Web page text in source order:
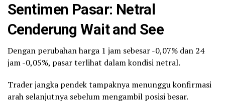
Sentimen Pasar: Netral
Cenderung Wait and See
Dengan perubahan harga 1 jam sebesar -0,07% dan 24
jam -0,05%, pasar terlihat dalam kondisi netral.
Trader jangka pendek tampaknya menunggu konfirmasi
arah selanjutnya sebelum mengambil posisi besar.